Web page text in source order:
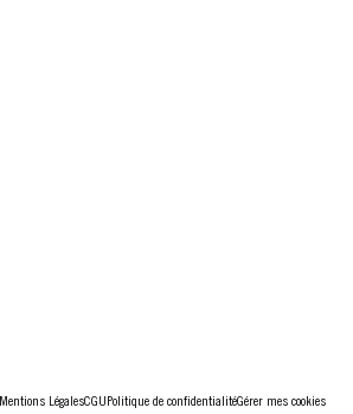
Mentions LégalesCGU Politique de confidentialitéGérer mes cookies